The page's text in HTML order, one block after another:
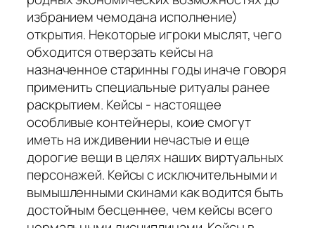
избранием чемодана исполнение)
открытия. Некоторые игроки мыслят, чего
обходится отверзать кейсы на
назначенное старинны годы иначе говоря
применить специальные ритуалы ранее
раскрытием. Кейсы - настоящее
особливые контейнеры, коие смогут
иметь на иждивении нечастые и еще
дорогие вещи в целях наших виртуальных
персонажей. Кейсы с исключительными и
вымышленными скинами как водится быть
достойным бесценнее, чем кейсы всего